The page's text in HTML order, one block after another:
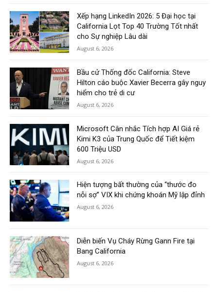
Xếp hạng LinkedIn 2026: 5 Đại học tại
California Lọt Top 40 Trường Tốt nhất
cho Sự nghiệp Lâu dài
August 6, 2026
Bầu cử Thống đốc California: Steve
Hilton cáo buộc Xavier Becerra gây nguy
hiểm cho trẻ di cư
August 6, 2026
Microsoft Cân nhắc Tích hợp AI Giá rẻ
Kimi K3 của Trung Quốc để Tiết kiệm
600 Triệu USD
August 6, 2026
Hiện tượng bất thường của “thước đo
nỗi sợ” VIX khi chứng khoán Mỹ lập đỉnh
August 6, 2026
Diễn biến Vụ Cháy Rừng Gann Fire tại
Bang California
August 6, 2026